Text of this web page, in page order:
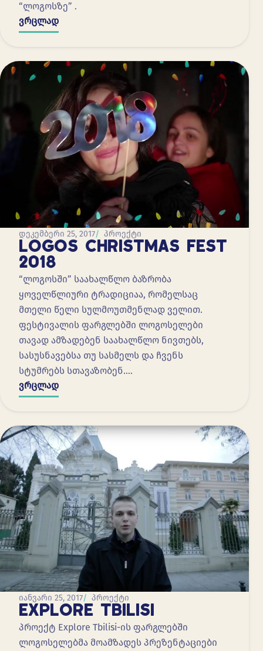
“ლოგოსზე” .
ვრცლად
დეკემბერი 25, 2017 პროექტი
LOGOS CHRISTMAS FEST
2018
“ლოგოსში” საახალწლო ბაზრობა
ყოველწლიური ტრადიციაა, რომელსაც
მთელი წელი სულმოუთმენლად ველით.
ფესტივალის ფარგლებში ლოგოსელები
თავად ამზადებენ საახალწლო ნივთებს,
სასუსნავებსა თუ სასმელს და ჩვენს
სტუმრებს სთავაზობენ.…
ვრცლად
იანვარი 25, 2017 პროექტი
EXPLORE TBILISI
პროექტ Explore Tbilisi-ის ფარგლებში
ლოგოსელებმა მოამზადეს პრეზენტაციები